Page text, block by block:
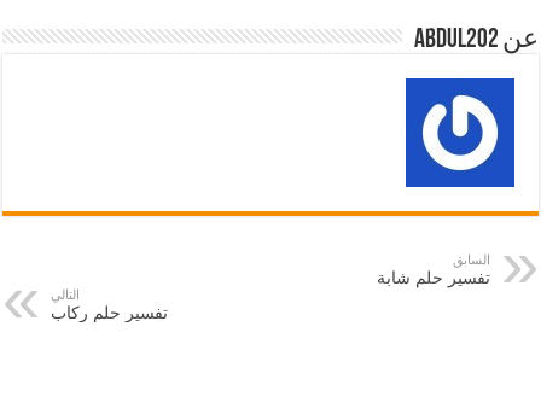
عن abdul202
السابق
تفسير حلم شابة
التالي
تفسير حلم ركاب